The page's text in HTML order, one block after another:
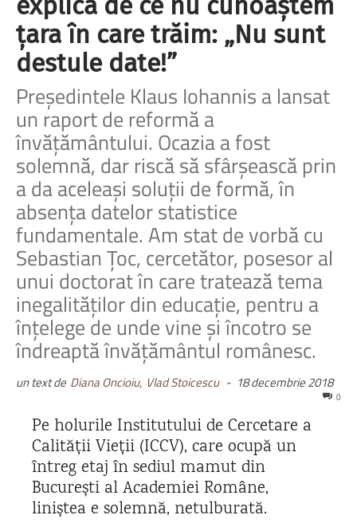
țara în care trăim: „Nu sunt
destule date!”
Președintele Klaus Iohannis a lansat
un raport de reformă a
învățământului. Ocazia a fost
solemnă, dar riscă să sfârșească prin
a da aceleași soluții de formă, în
absența datelor statistice
fundamentale. Am stat de vorbă cu
Sebastian Țoc, cercetător, posesor al
unui doctorat în care tratează tema
inegalităților din educație, pentru a
înțelege de unde vine și încotro se
îndreaptă învățământul românesc.
un text de Diana Oncioiu, Vlad Stoicescu - 18 decembrie 2018
0
Pe holurile Institutului de Cercetare a
Calității Vieții (ICCV), care ocupă un
întreg etaj în sediul mamut din
București al Academiei Române,
liniștea e solemnă, netulburată.